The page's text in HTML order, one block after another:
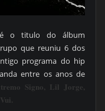
o titulo do álbum
que reuniu 6 dos
programa do hip
entre os anos de
Signo, Lil Jorge,